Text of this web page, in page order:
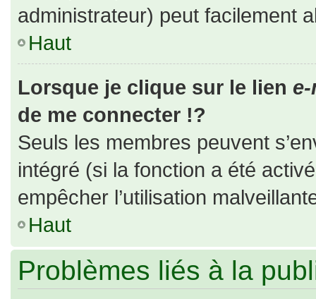
administrateur) peut facilement
Haut
Lorsque je clique sur le lien
de me connecter !?
Seuls les membres peuvent
intégré (si la fonction a été
empêcher l’utilisation
Haut
Problèmes liés à la